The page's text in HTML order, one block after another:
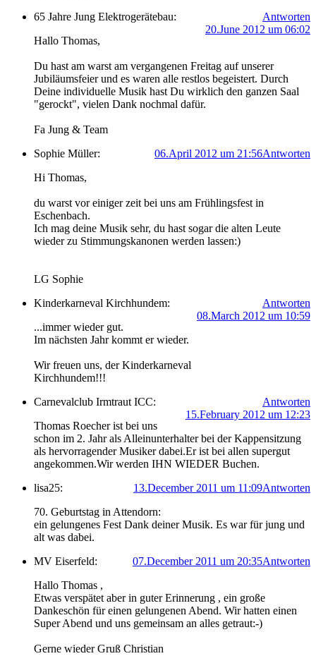
65 Jahre Jung Elektrogerätebau:
Antworten
20.June 2012 um 06:02
Hallo Thomas,
Du hast am warst am vergangenen Freitag auf unserer
Jubiläumsfeier und es waren alle restlos begeistert. Durch
Deine individuelle Musik hast Du wirklich den ganzen Saal
"gerockt", vielen Dank nochmal dafür.
Fa Jung & Team
Sophie Müller:
Antworten
06.April 2012 um 21:56
Hi Thomas,
du warst vor einiger zeit bei uns am Frühlingsfest in
Eschenbach.
Ich mag deine Musik sehr, du hast sogar die alten Leute
wieder zu Stimmungskanonen werden lassen:)
LG Sophie
Kinderkarneval Kirchhundem:
Antworten
08.March 2012 um 10:59
...immer wieder gut.
Im nächsten Jahr kommt er wieder.
Wir freuen uns, der Kinderkarneval
Kirchhundem!!!
Carnevalclub Irmtraut ICC:
Antworten
15.February 2012 um 12:23
Thomas Roecher ist bei uns
schon im 2. Jahr als Alleinunterhalter bei der Kappensitzung
als hervorragender Musiker dabei.Er ist bei allen supergut
angekommen.Wir werden IHN WIEDER Buchen.
lisa25:
Antworten
13.December 2011 um 11:09
70. Geburtstag in Attendorn:
ein gelungenes Fest Dank deiner Musik. Es war für jung und
alt was dabei.
MV Eiserfeld:
Antworten
07.December 2011 um 20:35
Hallo Thomas ,
Etwas verspätet aber in guter Erinnerung , ein große
Dankeschön für einen gelungenen Abend. Wir hatten einen
Super Abend und uns gemeinsam an alles getraut:-)
Gerne wieder Gruß Christian